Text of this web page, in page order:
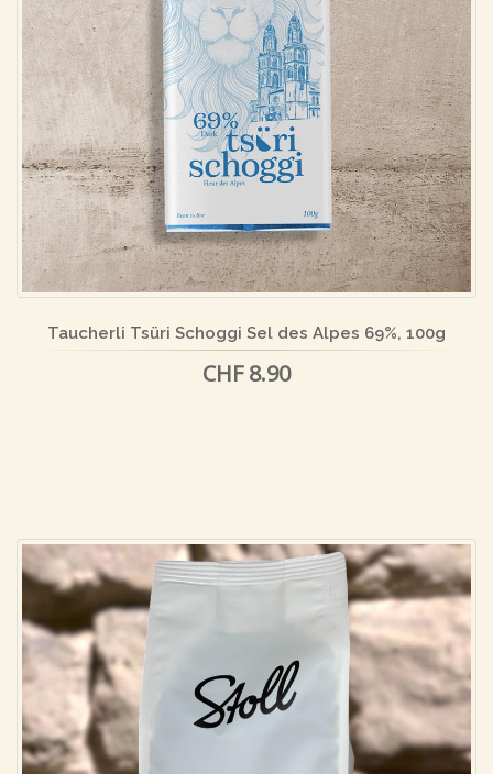
Taucherli Tsüri Schoggi Sel des Alpes 69%, 100g
CHF 8.90